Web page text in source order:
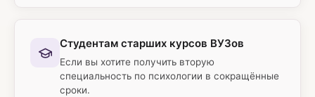
Студентам старших курсов ВУЗов
Если вы хотите получить вторую
специальность по психологии в сокращённые
сроки.